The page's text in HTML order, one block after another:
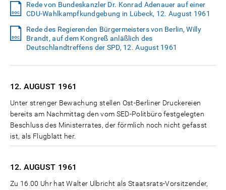
Rede von Bundeskanzler Dr. Konrad Adenauer auf einer
CDU-Wahlkampfkundgebung in Lübeck, 12. August 1961
Rede des Regierenden Bürgermeisters von Berlin, Willy
Brandt, auf dem Kongreß anläßlich des
Deutschlandtreffens der SPD, 12. August 1961
12. AUGUST 1961
Unter strenger Bewachung stellen Ost-Berliner Druckereien
bereits am Nachmittag den vom SED-Politbüro festgelegten
Beschluss des Ministerrates, der förmlich noch nicht gefasst
ist, als Flugblatt her.
12. AUGUST 1961
Zu 16.00 Uhr hat Walter Ulbricht als Staatsrats-Vorsitzender,